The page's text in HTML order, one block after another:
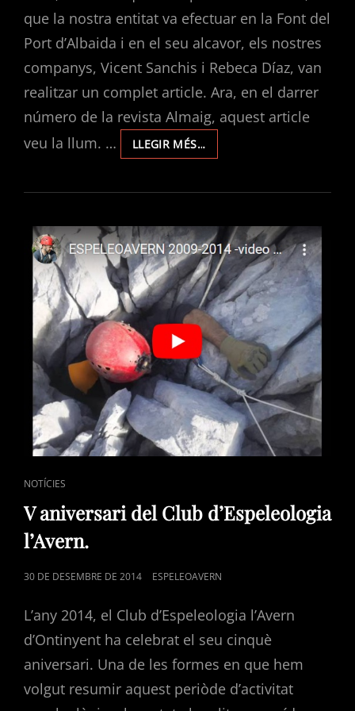
que la nostra entitat va efectuar en la Font del
Port d’Albaida i en el seu alcavor, els nostres
companys, Vicent Sanchis i Rebeca Díaz, van
realitzar un complet article. Ara, en el darrer
número de la revista Almaig, aquest article
veu la llum. …
LLEGIR MÉS…
ALMAIG
NOU
SOBRE
LA
FONT
DEL
PORT
D’ALBAIDA.
CAT
LINKS
NOTÍCIES
V aniversari del Club d’Espeleologia
l’Avern.
POSTED
30 DE DESEMBRE DE 2014 ESPELEOAVERN
L’any 2014, el Club d’Espeleologia l’Avern
d’Ontinyent ha celebrat el seu cinquè
aniversari. Una de les formes en que hem
volgut resumir aquest periòde d’activitat